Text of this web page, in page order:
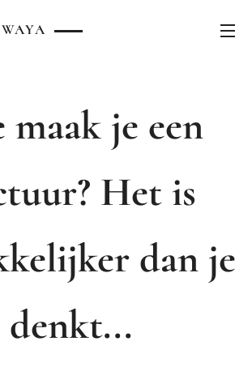
WAYA
maak je een
Het is
dan je
denkt...